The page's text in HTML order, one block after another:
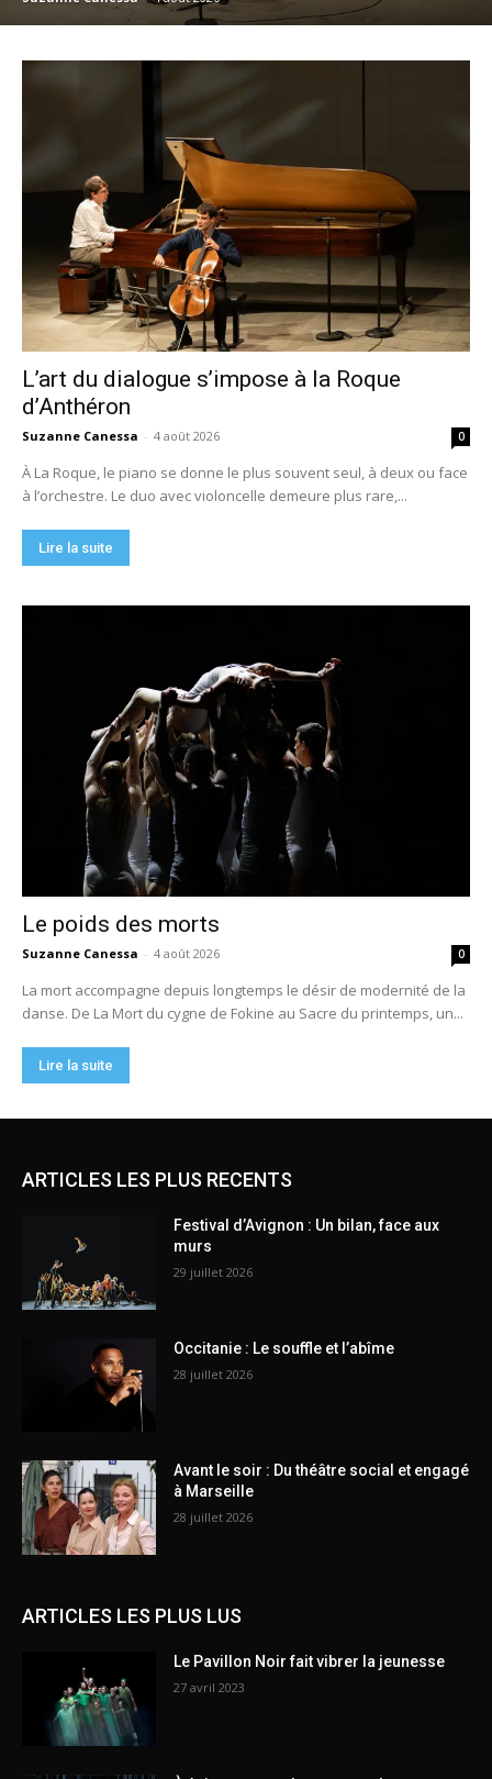
ARTICLES LES PLUS RECENTS
Festival d’Avignon : Un bilan, face aux
murs
29 juillet 2026
Occitanie : Le souffle et l’abîme
28 juillet 2026
Avant le soir : Du théâtre social et engagé
à Marseille
28 juillet 2026
ARTICLES LES PLUS LUS
Le Pavillon Noir fait vibrer la jeunesse
27 avril 2023